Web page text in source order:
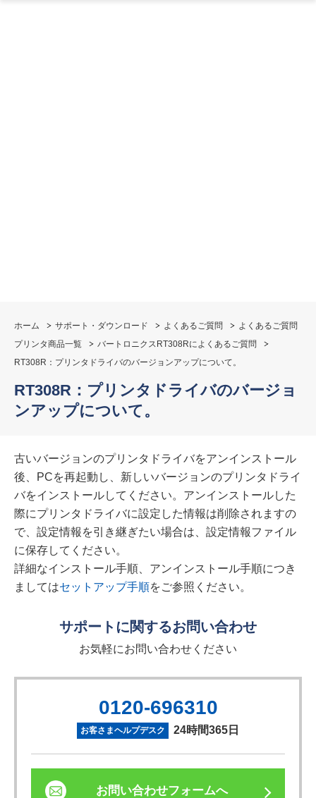
ホーム サポート・ダウンロード よくあるご質問
よくあるご質問
プリンタ商品一覧
バートロニクスRT308Rによくあるご質問
RT308R：プリンタドライバのバージョンアップについて。
RT308R：プリンタドライバのバージョ
ンアップについて。
古いバージョンのプリンタドライバをアンインストール
後、PCを再起動し、新しいバージョンのプリンタドライ
バをインストールしてください。アンインストールした
際にプリンタドライバに設定した情報は削除されますの
で、設定情報を引き継ぎたい場合は、設定情報ファイル
に保存してください。
詳細なインストール手順、アンインストール手順につき
ましてはセットアップ手順をご参照ください。
サポートに関するお問い合わせ
お気軽にお問い合わせください
0120-696310
お客さまヘルプデスク 24時間365日
お問い合わせフォームへ